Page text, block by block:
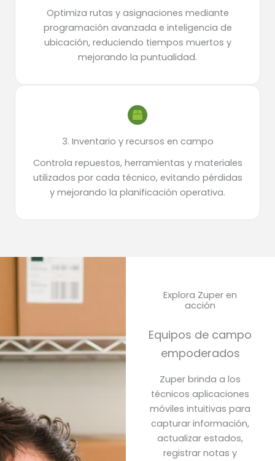
Optimiza rutas y asignaciones mediante
programación avanzada e inteligencia de
ubicación, reduciendo tiempos muertos y
mejorando la puntualidad.
3. Inventario y recursos en campo
Controla repuestos, herramientas y materiales
utilizados por cada técnico, evitando pérdidas
y mejorando la planificación operativa.
Explora Zuper en
acción
Equipos de campo
empoderados
Zuper brinda a los
técnicos aplicaciones
móviles intuitivas para
capturar información,
actualizar estados,
registrar notas y